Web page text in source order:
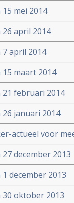
mei 2014
april 2014
april 2014
maart 2014
februari 2014
januari 2014
actueel voor
december 2013
december 2013
oktober 2013